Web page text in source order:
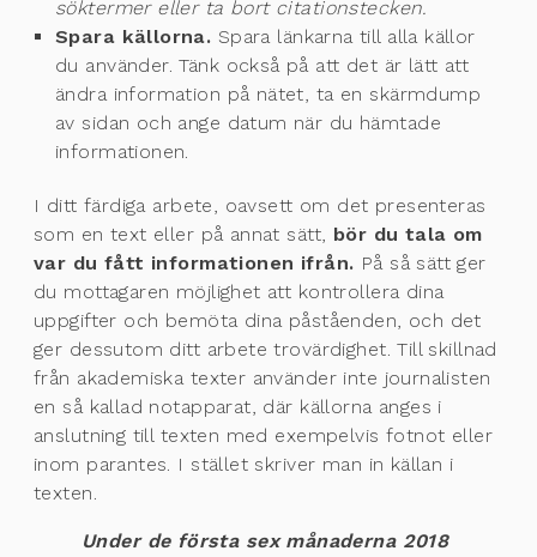
söktermer eller ta bort citationstecken.
Spara källorna. Spara länkarna till alla källor
du använder. Tänk också på att det är lätt att
ändra information på nätet, ta en skärmdump
av sidan och ange datum när du hämtade
informationen.
I ditt färdiga arbete, oavsett om det presenteras
som en text eller på annat sätt, bör du tala om
var du fått informationen ifrån. På så sätt ger
du mottagaren möjlighet att kontrollera dina
uppgifter och bemöta dina påståenden, och det
ger dessutom ditt arbete trovärdighet. Till skillnad
från akademiska texter använder inte journalisten
en så kallad notapparat, där källorna anges i
anslutning till texten med exempelvis fotnot eller
inom parantes. I stället skriver man in källan i
texten.
Under de första sex månaderna 2018